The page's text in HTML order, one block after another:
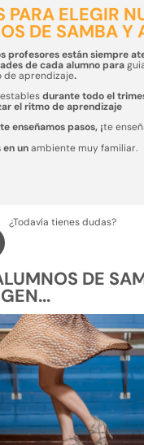
ELEGIR
DE SAMBA Y
profesores están siempre
de cada alumno para
de aprendizaje.
durante todo el
el ritmo de aprendizaje
enseñamos pasos, ¡te
en unambiente muy familiar.
¿Todavía tienes dudas?
DE